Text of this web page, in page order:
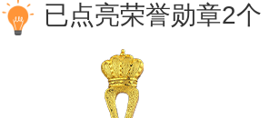
已点亮荣誉勋章2个